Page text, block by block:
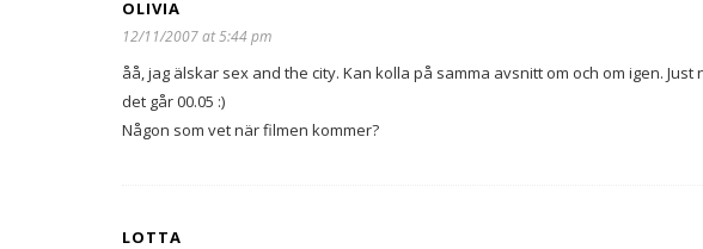
OLIVIA
12/11/2007 at 5:44 pm
åå, jag älskar sex and the city. Kan kolla på samma avsnitt om och om igen.
det går 00.05 :)
Någon som vet när filmen kommer?
LOTTA